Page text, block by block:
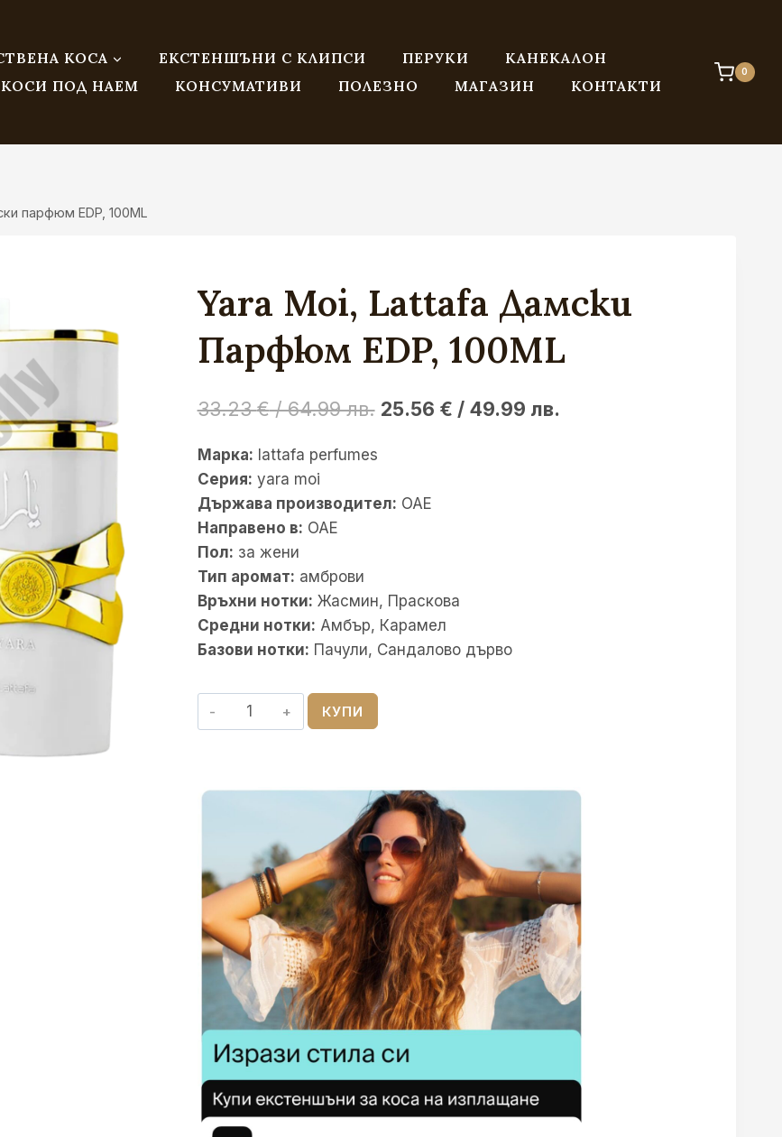
КОСА ЕКСТЕНШЪНИ С КЛИПСИ ПЕРУКИ
КАНЕКАЛОН
КОСИ ПОД НАЕМ КОНСУМАТИВИ ПОЛЕЗНО МАГАЗИН КОНТАКТИ
0
парфюм EDP, 100ML
Yara Moi, Lattafa Дамски
Парфюм EDP, 100ML
33.23€/ 64.99 лв. Original
33.23 €
25.56 € / 49.99 лв.
Марка: lattafa perfumes
Серия: yara moi
Държава производител: ОАЕ
Направено в: ОАЕ
Пол: за жени
Тип аромат: амброви
Връхни нотки: Жасмин, Праскова
Средни нотки: Амбър, Карамел
Базови нотки: Пачули, Сандалово дърво
количество
за
парфюм
EDP,
100ML
КУПИ